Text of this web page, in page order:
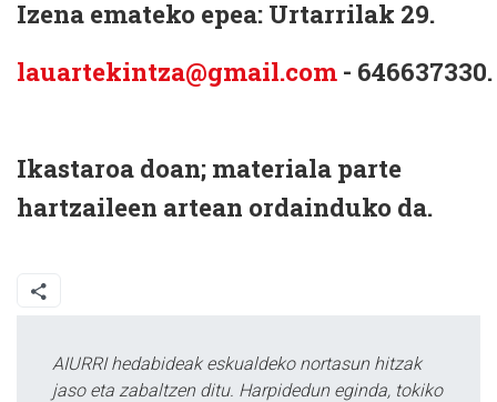
Izena emateko epea: Urtarrilak 29.
lauartekintza@gmail.com - 646637330.
Ikastaroa doan; materiala parte
hartzaileen artean ordainduko da.
AIURRI hedabideak eskualdeko nortasun hitzak
jaso eta zabaltzen ditu. Harpidedun eginda, tokiko